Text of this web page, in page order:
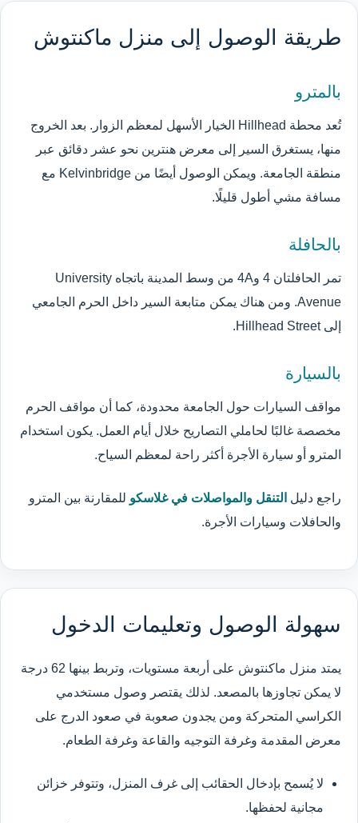
طريقة الوصول إلى منزل ماكنتوش
بالمترو
تُعد محطة Hillhead الخيار الأسهل لمعظم الزوار. بعد الخروج
منها، يستغرق السير إلى معرض هنترين نحو عشر دقائق عبر
منطقة الجامعة. ويمكن الوصول أيضًا من Kelvinbridge مع
مسافة مشي أطول قليلًا.
بالحافلة
تمر الحافلتان 4 و4A من وسط المدينة باتجاه University
Avenue. ومن هناك يمكن متابعة السير داخل الحرم الجامعي
إلى Hillhead Street.
بالسيارة
مواقف السيارات حول الجامعة محدودة، كما أن مواقف الحرم
مخصصة غالبًا لحاملي التصاريح خلال أيام العمل. يكون استخدام
المترو أو سيارة الأجرة أكثر راحة لمعظم السياح.
راجع دليل التنقل والمواصلات في غلاسكو للمقارنة بين المترو
والحافلات وسيارات الأجرة.
سهولة الوصول وتعليمات الدخول
يمتد منزل ماكنتوش على أربعة مستويات، وتربط بينها 62 درجة
لا يمكن تجاوزها بالمصعد. لذلك يقتصر وصول مستخدمي
الكراسي المتحركة ومن يجدون صعوبة في صعود الدرج على
معرض المقدمة وغرفة التوجيه والقاعة وغرفة الطعام.
لا يُسمح بإدخال الحقائب إلى غرف المنزل، وتتوفر خزائن
مجانية لحفظها.